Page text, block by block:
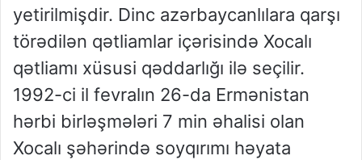
yetirilmişdir. Dinc azərbaycanlılara qarşı
törədilən qətliamlar içərisində Xocalı
qətliamı xüsusi qəddarlığı ilə seçilir.
1992-ci il fevralın 26-da Ermənistan
hərbi birləşmələri 7 min əhalisi olan
Xocalı şəhərində soyqırımı həyata